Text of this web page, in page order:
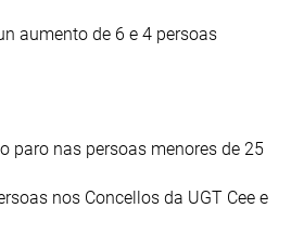
aumento de 6 e 4 persoas
paro nas persoas menores de 25
nos Concellos da UGT Cee e